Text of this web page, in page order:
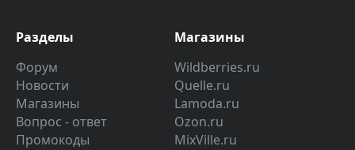
Разделы
Форум
Новости
Магазины
Вопрос - ответ
Промокоды
Магазины
Wildberries.ru
Quelle.ru
Lamoda.ru
Ozon.ru
MixVille.ru